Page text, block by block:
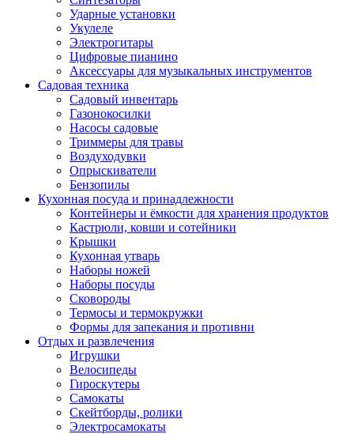
Ударные установки
Укулеле
Электрогитары
Цифровые пианино
Аксессуары для музыкальных инструментов
Садовая техника
Садовый инвентарь
Газонокосилки
Насосы садовые
Триммеры для травы
Воздуходувки
Опрыскиватели
Бензопилы
Кухонная посуда и принадлежности
Контейнеры и ёмкости для хранения продуктов
Кастрюли, ковши и сотейники
Крышки
Кухонная утварь
Наборы ножей
Наборы посуды
Сковороды
Термосы и термокружки
Формы для запекания и противни
Отдых и развлечения
Игрушки
Велосипеды
Гироскутеры
Самокаты
Скейтборды, ролики
Электросамокаты